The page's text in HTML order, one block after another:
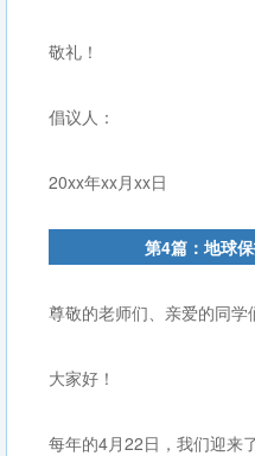
敬礼！
倡议人：
20xx年xx月xx日
第4篇：地球
尊敬的老师们、亲爱的同学
大家好！
每年的4月22日，我们迎来